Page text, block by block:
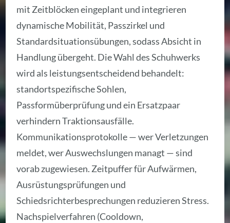
mit Zeitblöcken eingeplant und integrieren
dynamische Mobilität, Passzirkel und
Standardsituationsübungen, sodass Absicht in
Handlung übergeht. Die Wahl des Schuhwerks
wird als leistungsentscheidend behandelt:
standortspezifische Sohlen,
Passformüberprüfung und ein Ersatzpaar
verhindern Traktionsausfälle.
Kommunikationsprotokolle — wer Verletzungen
meldet, wer Auswechslungen managt — sind
vorab zugewiesen. Zeitpuffer für Aufwärmen,
Ausrüstungsprüfungen und
Schiedsrichterbesprechungen reduzieren Stress.
Nachspielverfahren (Cooldown,